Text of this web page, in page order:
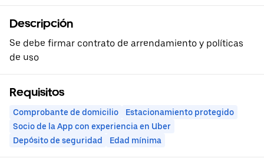
Descripción
Se debe firmar contrato de arrendamiento y políticas
de uso
Requisitos
Comprobante de domicilio
Estacionamiento protegido
Socio de la App con experiencia en Uber
Depósito de seguridad
Edad mínima